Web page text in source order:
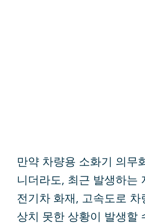
만약 차량용 소화기 의무
니더라도, 최근 발생하는
전기차 화재, 고속도로 차
상치 못한 상황이 발생할